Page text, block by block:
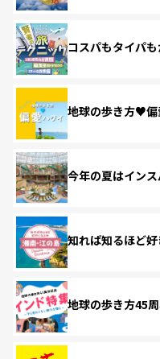
コスパもタイパ
地球の歩き方♥偏
今年の夏はインス
知れば知るほど
地球の歩き方45